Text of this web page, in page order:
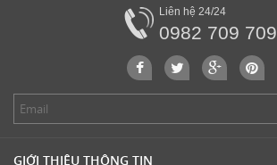
Liên hệ 24/24
0982 709 709
GIỚI THIỆU THÔNG TIN